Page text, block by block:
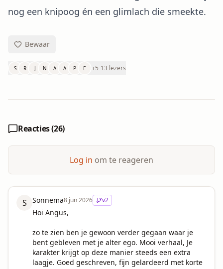
nog een knipoog én een glimlach die smeekte.
Bewaar
S R J N A A P E +5 13 lezers
Reacties (26)
Log in om te reageren
S Sonnema8 jun 2026 v2
Hoi Angus,
zo te zien ben je gewoon verder gegaan waar je
bent gebleven met je alter ego. Mooi verhaal, Je
karakter krijgt op deze manier steeds een extra
laagje. Goed geschreven, fijn gelardeerd met korte